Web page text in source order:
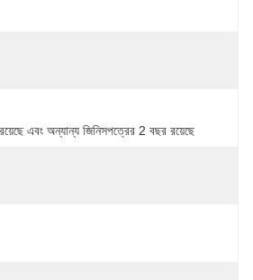
এবং অন্যান্য জিনিসপত্রের 2 বছর রয়েছে